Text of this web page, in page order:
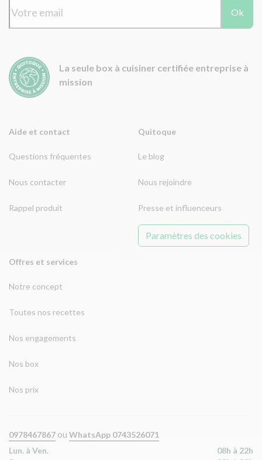
Aide et contact
Questions fréquentes
Nous contacter
Rappel produit
Offres et services
Notre concept
Toutes nos recettes
Nos engagements
Nos box
Nos prix
Quitoque
Le blog
Nous rejoindre
Presse et influenceurs
Paramètres des cookies
Ok
La seule box à cuisiner certifiée entreprise à
mission
0978467867 ou WhatsApp 0743526071
Lun. à Ven.
08h à 22h